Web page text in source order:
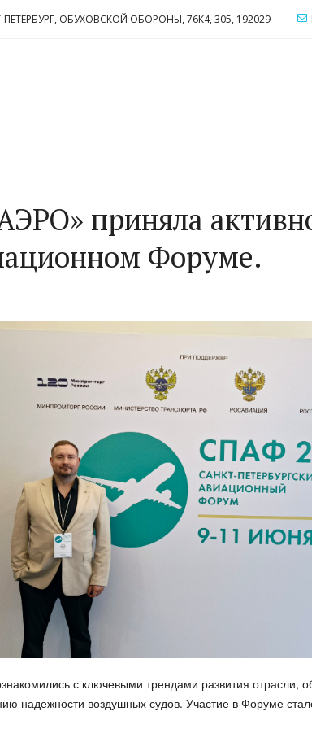
ПЕТЕРБУРГ, ОБУХОВСКОЙ ОБОРОНЫ, 76К4, 305, 192029
приняла
Форуме.
с ключевыми трендами развития
надежности воздушных судов. Участие в Форуме